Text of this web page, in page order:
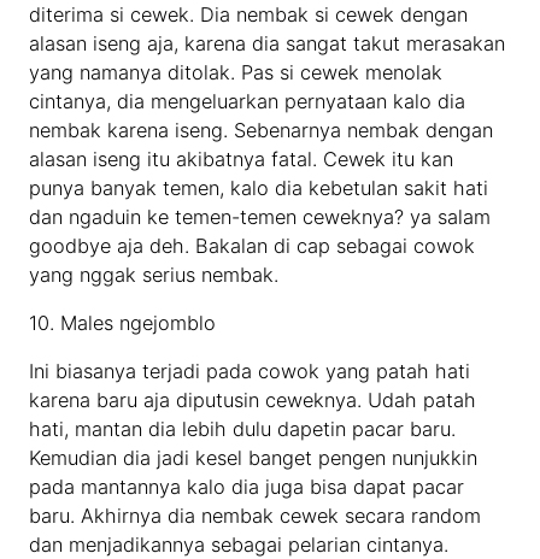
diterima si cewek. Dia nembak si cewek dengan
alasan iseng aja, karena dia sangat takut merasakan
yang namanya ditolak. Pas si cewek menolak
cintanya, dia mengeluarkan pernyataan kalo dia
nembak karena iseng. Sebenarnya nembak dengan
alasan iseng itu akibatnya fatal. Cewek itu kan
punya banyak temen, kalo dia kebetulan sakit hati
dan ngaduin ke temen-temen ceweknya? ya salam
goodbye aja deh. Bakalan di cap sebagai cowok
yang nggak serius nembak.
10. Males ngejomblo
Ini biasanya terjadi pada cowok yang patah hati
karena baru aja diputusin ceweknya. Udah patah
hati, mantan dia lebih dulu dapetin pacar baru.
Kemudian dia jadi kesel banget pengen nunjukkin
pada mantannya kalo dia juga bisa dapat pacar
baru. Akhirnya dia nembak cewek secara random
dan menjadikannya sebagai pelarian cintanya.